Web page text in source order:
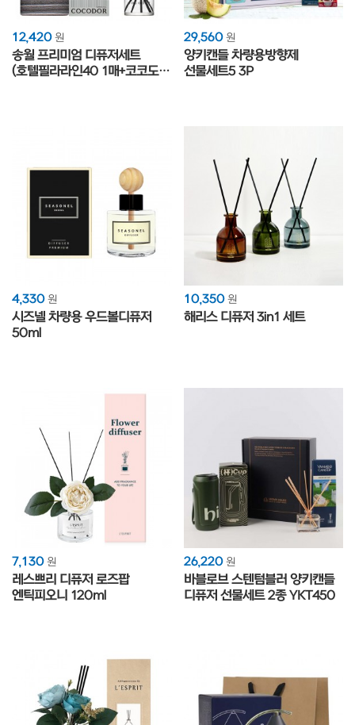
12,420 원
송월 프리미엄 디퓨저세트
(호텔필라라인40 1매+코코도르
29,560 원
양키캔들 차량용방향제
선물세트5 3P
4,330 원
시즈넬 차량용 우드볼디퓨저
50ml
10,350 원
해리스 디퓨저 3in1 세트
7,130 원
레스쁘리 디퓨저 로즈팝
엔틱피오니 120ml
26,220 원
바블로브 스텐텀블러 양키캔들
디퓨저 선물세트 2종 YKT450